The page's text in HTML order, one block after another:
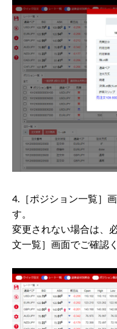
4.［ポジション一覧］
す。
変更されない場合は、
文一覧］画面でご確認